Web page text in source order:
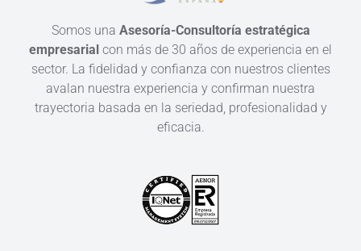
Somos una Asesoría-Consultoría estratégica
empresarial con más de 30 años de experiencia en el
sector. La fidelidad y confianza con nuestros clientes
avalan nuestra experiencia y confirman nuestra
trayectoria basada en la seriedad, profesionalidad y
eficacia.